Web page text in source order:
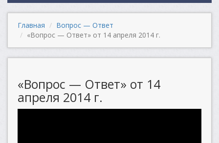
Главная
Вопрос — Ответ
«Вопрос — Ответ» от 14 апреля 2014 г.
«Вопрос — Ответ» от 14
апреля 2014 г.